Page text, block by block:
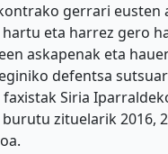
gerrari
eta harrez
askapenak eta
defentsa
Siria
zituelarik 2016,